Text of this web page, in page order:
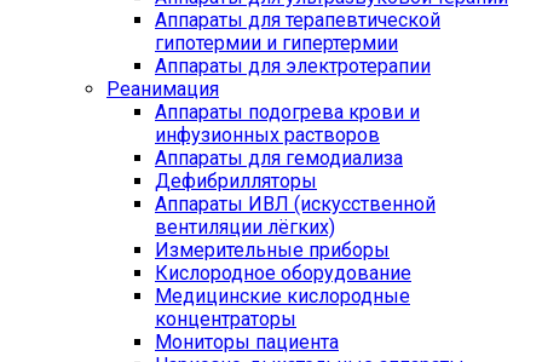
Аппараты для терапевтической
гипотермии и гипертермии
Аппараты для электротерапии
Реанимация
Аппараты подогрева крови и
инфузионных растворов
Аппараты для гемодиализа
Дефибрилляторы
Аппараты ИВЛ (искусственной
вентиляции лёгких)
Измерительные приборы
Кислородное оборудование
Медицинские кислородные
концентраторы
Мониторы пациента